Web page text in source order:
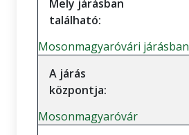
Mely járásban
található:
Mosonmagyaróvári járásban
A járás
központja:
Mosonmagyaróvár